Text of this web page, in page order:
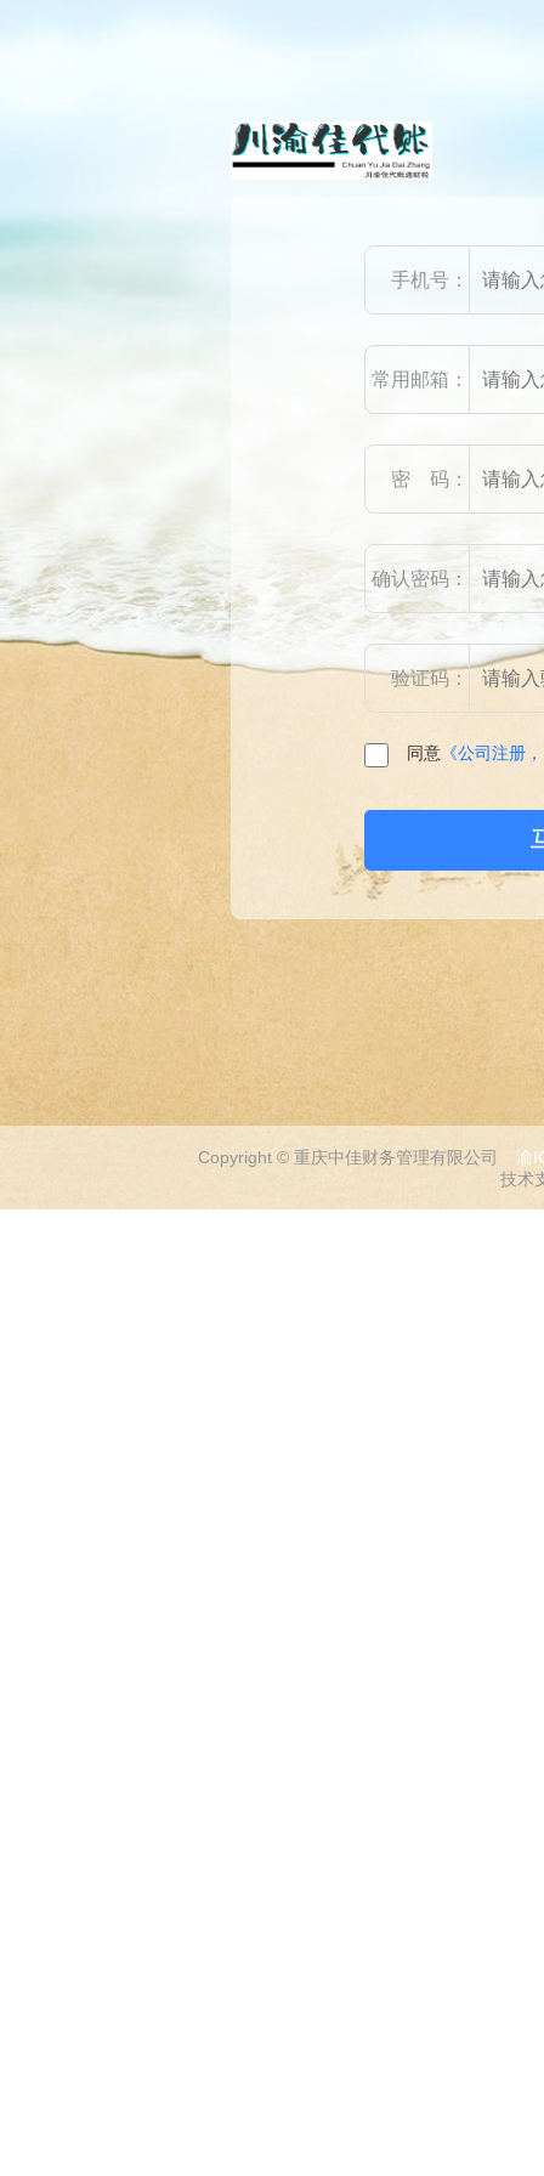
手机号：
常用邮箱：
密 码：
确认密码：
验证码：
同意 《公司注册
Copyright © 重庆中佳财务管理有限公司
渝
技术